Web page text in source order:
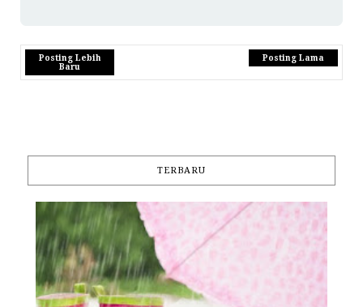
Posting Lebih
Baru
Posting Lama
TERBARU